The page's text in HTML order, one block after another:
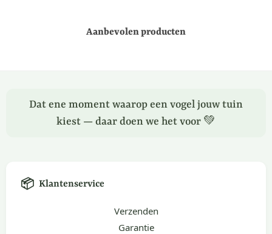
Aanbevolen producten
Dat ene moment waarop een vogel jouw tuin
kiest — daar doen we het voor 💚
📦 Klantenservice
Verzenden
Garantie